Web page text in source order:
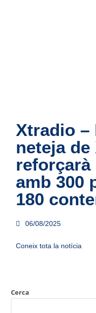
Xtradio –
neteja de
amb 300
180
06/08/2025
Coneix tota la notícia
Cerca